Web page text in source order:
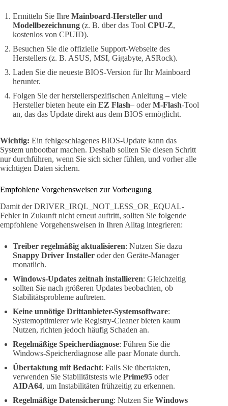
Ermitteln Sie Ihre Mainboard-Hersteller und
Modellbezeichnung (z. B. über das Tool CPU-Z,
kostenlos von CPUID).
Besuchen Sie die offizielle Support-Webseite des
Herstellers (z. B. ASUS, MSI, Gigabyte, ASRock).
Laden Sie die neueste BIOS-Version für Ihr Mainboard
herunter.
Folgen Sie der herstellerspezifischen Anleitung – viele
Hersteller bieten heute ein EZ Flash– oderM-Flash-Tool
an, das das Update direkt aus dem BIOS ermöglicht.
Wichtig: Ein fehlgeschlagenes BIOS-Update kann das
System unbootbar machen. Deshalb sollten Sie diesen Schritt
nur durchführen, wenn Sie sich sicher fühlen, und vorher alle
wichtigen Daten sichern.
Empfohlene Vorgehensweisen zur Vorbeugung
Damit der DRIVER_IRQL_NOT_LESS_OR_EQUAL-
Fehler in Zukunft nicht erneut auftritt, sollten Sie folgende
empfohlene Vorgehensweisen in Ihren Alltag integrieren:
Treiber regelmäßig aktualisieren: Nutzen Sie dazu
Snappy Driver Installer oder den Geräte-Manager
monatlich.
Windows-Updates zeitnah installieren: Gleichzeitig
sollten Sie nach größeren Updates beobachten, ob
Stabilitätsprobleme auftreten.
Keine unnötige Drittanbieter-Systemsoftware:
Systemoptimierer wie Registry-Cleaner bieten kaum
Nutzen, richten jedoch häufig Schaden an.
Regelmäßige Speicherdiagnose: Führen Sie die
Windows-Speicherdiagnose alle paar Monate durch.
Übertaktung mit Bedacht: Falls Sie übertakten,
verwenden Sie Stabilitätstests wie Prime95 oder
AIDA64, um Instabilitäten frühzeitig zu erkennen.
Regelmäßige Datensicherung: Nutzen Sie Windows